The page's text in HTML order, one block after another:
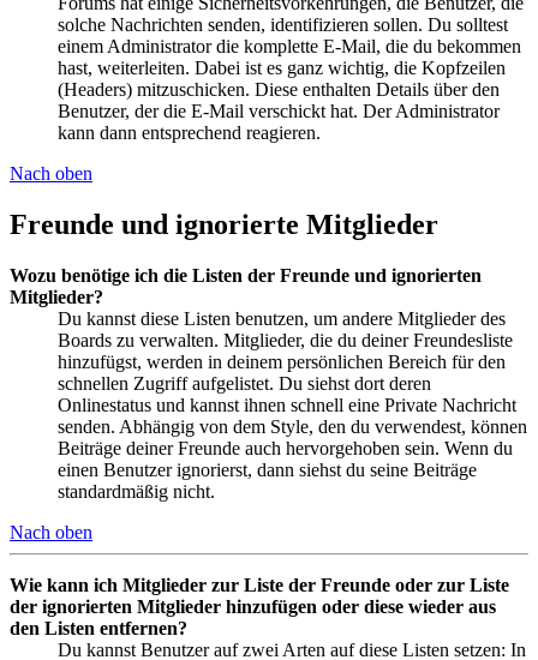
solche Nachrichten senden, identifizieren sollen. Du solltest
einem Administrator die komplette E-Mail, die du bekommen
hast, weiterleiten. Dabei ist es ganz wichtig, die Kopfzeilen
(Headers) mitzuschicken. Diese enthalten Details über den
Benutzer, der die E-Mail verschickt hat. Der Administrator
kann dann entsprechend reagieren.
Nach oben
Freunde und ignorierte Mitglieder
Wozu benötige ich die Listen der Freunde und ignorierten
Mitglieder?
Du kannst diese Listen benutzen, um andere Mitglieder des
Boards zu verwalten. Mitglieder, die du deiner Freundesliste
hinzufügst, werden in deinem persönlichen Bereich für den
schnellen Zugriff aufgelistet. Du siehst dort deren
Onlinestatus und kannst ihnen schnell eine Private Nachricht
senden. Abhängig von dem Style, den du verwendest, können
Beiträge deiner Freunde auch hervorgehoben sein. Wenn du
einen Benutzer ignorierst, dann siehst du seine Beiträge
standardmäßig nicht.
Nach oben
Wie kann ich Mitglieder zur Liste der Freunde oder zur Liste
der ignorierten Mitglieder hinzufügen oder diese wieder aus
den Listen entfernen?
Du kannst Benutzer auf zwei Arten auf diese Listen setzen: In